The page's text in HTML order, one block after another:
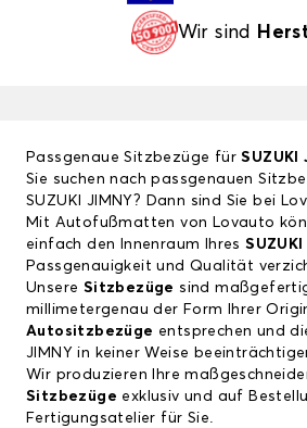
Wir sind
Passgenaue Sitzbezüge fürSUZUKI
Sie suchen nach passgenauen
SUZUKI JIMNY? Dann sind Sie bei
Mit Autofußmatten von Lovauto
einfach den Innenraum Ihres
Passgenauigkeit und Qualität
Unsere Sitzbezüge sind
millimetergenau der Form Ihrer
Autositzbezüge entsprechen und
JIMNY in keiner Weise
Wir produzieren Ihre
Sitzbezüge exklusiv und auf
Fertigungsatelier für Sie.